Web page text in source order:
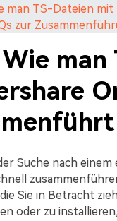
man TS-Dateien
zur
Suche nach
Sie in Betracht
oder zu